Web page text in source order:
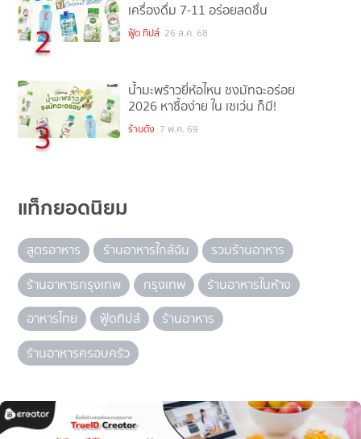
2
เครื่องดื่ม 7-11 อร่อยสดชื่น
ฟู้ด ทิปส์ 26 ส.ค. 68
3
น้ำมะพร้าวยี่ห้อไหน ชงมัทฉะอร่อย
2026 หาซื้อง่าย ใน เซเว่น ก็มี!
ร้านดัง 7 พ.ค. 69
แท็กยอดนิยม
สูตรอาหาร ร้านอาหารใกล้ฉัน
รวมร้านอาหาร
ร้านอาหารกรุงเทพ
กรุงเทพ
ร้านอาหารในห้าง
อาหารไทย
ฟู้ดทิปส์
ร้านอาหาร
ร้านอาหารครอบครัว